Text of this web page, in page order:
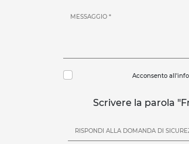
Acconsento
Scrivere la parola